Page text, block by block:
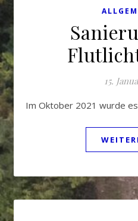
15.
Im Oktober 2021 wurde